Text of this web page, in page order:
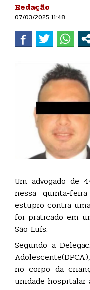
Redação
07/03/2025 11:48
Um advogado de
nessa quinta-
estupro contra
foi praticado em
São Luís.
Segundo a
no corpo da
unidade hospitalar